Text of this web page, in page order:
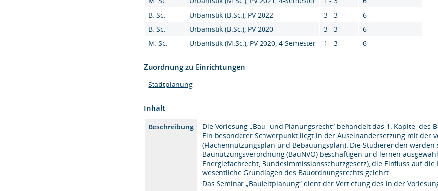
B. Sc.
Urbanistik (B.Sc.), PV 2022 3 - 3
6
B. Sc.
Urbanistik (B.Sc.), PV 2020 3 - 3
6
M. Sc.
Urbanistik (M.Sc.), PV 2020, 4-Semester 1 - 3 6
Zuordnung zu Einrichtungen
Stadtplanung
Inhalt
Beschreibung
Die Vorlesung „Bau- und Planungsrecht“ behandelt das 1. Kapitel des
Ein besonderer Schwerpunkt liegt in der Auseinandersetzung mit
(Flächennutzungsplan und Bebauungsplan). Die Studierenden
Baunutzungsverordnung (BauNVO) beschäftigen und lernen
Energiefachrecht, Bundesimmissionsschutzgesetz), die Einfluss auf
wesentliche Grundlagen des Bauordnungsrechts gelehrt.
Das Seminar „Bauleitplanung“ dient der Vertiefung des in der